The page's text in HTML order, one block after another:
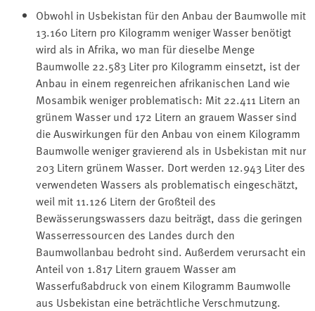
Obwohl in Usbekistan für den Anbau der Baumwolle mit
13.160 Litern pro Kilogramm weniger Wasser benötigt
wird als in Afrika, wo man für dieselbe Menge
Baumwolle 22.583 Liter pro Kilogramm einsetzt, ist der
Anbau in einem regenreichen afrikanischen Land wie
Mosambik weniger problematisch: Mit 22.411 Litern an
grünem Wasser und 172 Litern an grauem Wasser sind
die Auswirkungen für den Anbau von einem Kilogramm
Baumwolle weniger gravierend als in Usbekistan mit nur
203 Litern grünem Wasser. Dort werden 12.943 Liter des
verwendeten Wassers als problematisch eingeschätzt,
weil mit 11.126 Litern der Großteil des
Bewässerungswassers dazu beiträgt, dass die geringen
Wasserressourcen des Landes durch den
Baumwollanbau bedroht sind. Außerdem verursacht ein
Anteil von 1.817 Litern grauem Wasser am
Wasserfußabdruck von einem Kilogramm Baumwolle
aus Usbekistan eine beträchtliche Verschmutzung.